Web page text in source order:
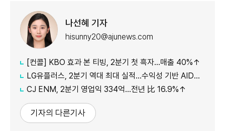
나선혜 기자
hisunny20@ajunews.com
[컨콜] KBO 효과 본 티빙, 2분기 첫 흑자…매출 40%↑
LG유플러스, 2분기 역대 최대 실적…수익성 기반 AIDC 투자 확대(종합)
CJ ENM, 2분기 영업익 334억…전년 比 16.9%↑
기자의 다른기사